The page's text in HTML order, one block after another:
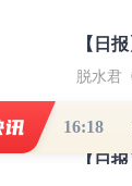
【日
脱水君
【日
16:18